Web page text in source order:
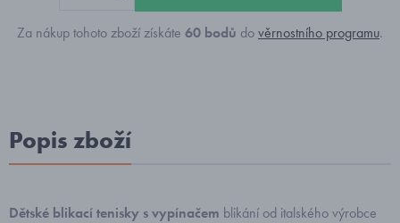
Za nákup tohoto zboží získáte 60 bodů dověrnostního programu.
Popis zboží
Dětské blikací tenisky s vypínačem blikání od italského výrobce